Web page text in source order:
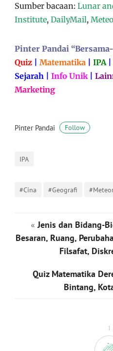
1
Sumber bacaan: Lunar
Institute, DailyMail,
Pinter Pandai
Quiz
Matematika IPA
Sejarah
Info Unik
Marketing
Pinter Pandai Follow
IPA
#Cina #Geografi
«Jenis dan Bidang-
Besaran, Ruang,
Filsafat,
Quiz Matematika
Bintang,